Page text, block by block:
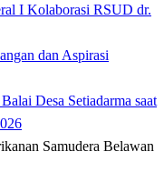
I Kolaborasi RSUD dr.
dan Aspirasi
Desa Setiadarma saat